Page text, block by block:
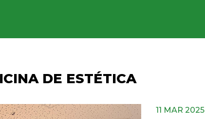
DE ESTÉTICA
11 MAR 2025